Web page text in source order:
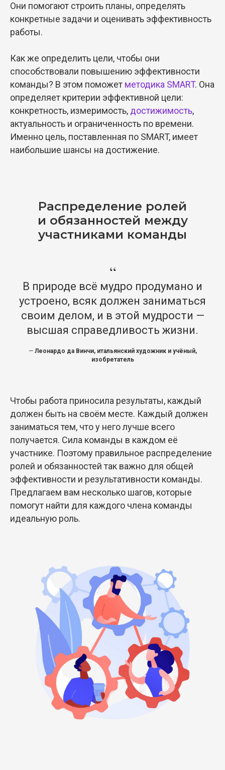
Они помогают строить планы, определять
конкретные задачи и оценивать эффективность
работы.
Как же определить цели, чтобы они
способствовали повышению эффективности
команды? В этом поможет методика SMART. Она
определяет критерии эффективной цели:
конкретность, измеримость, достижимость,
актуальность и ограниченность по времени.
Именно цель, поставленная по SMART, имеет
наибольшие шансы на достижение.
Распределение ролей
и обязанностей между
участниками команды
“
В природе всё мудро продумано и
устроено, всяк должен заниматься
своим делом, и в этой мудрости —
высшая справедливость жизни.
— Леонардо да Винчи, итальянский художник и учёный,
изобретатель
Чтобы работа приносила результаты, каждый
должен быть на своём месте. Каждый должен
заниматься тем, что у него лучше всего
получается. Сила команды в каждом её
участнике. Поэтому правильное распределение
ролей и обязанностей так важно для общей
эффективности и результативности команды.
Предлагаем вам несколько шагов, которые
помогут найти для каждого члена команды
идеальную роль.